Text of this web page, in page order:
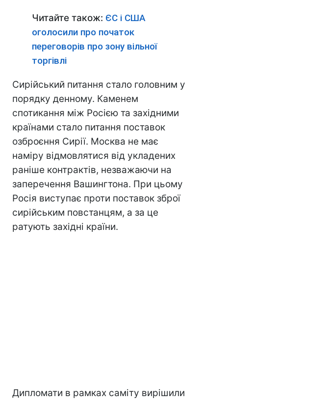
Читайте також: ЄС і США
оголосили про початок
переговорів про зону вільної
торгівлі
Сирійський питання стало головним у
порядку денному. Каменем
спотикання між Росією та західними
країнами стало питання поставок
озброєння Сирії. Москва не має
наміру відмовлятися від укладених
раніше контрактів, незважаючи на
заперечення Вашингтона. При цьому
Росія виступає проти поставок зброї
сирійським повстанцям, а за це
ратують західні країни.
Дипломати в рамках саміту вирішили